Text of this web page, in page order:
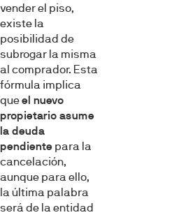
vender el piso,
existe la
posibilidad de
subrogar la misma
al comprador. Esta
fórmula implica
queel nuevo
propietario asume
la deuda
pendiente para la
cancelación,
aunque para ello,
la última palabra
será de la entidad